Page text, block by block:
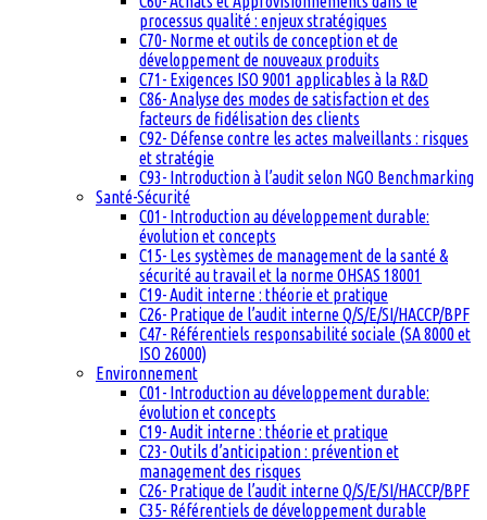
processus qualité : enjeux stratégiques
C70- Norme et outils de conception et de
développement de nouveaux produits
C71- Exigences ISO 9001 applicables à la R&D
C86- Analyse des modes de satisfaction et des
facteurs de fidélisation des clients
C92- Défense contre les actes malveillants : risques
et stratégie
C93- Introduction à l’audit selon NGO Benchmarking
Santé-Sécurité
C01- Introduction au développement durable:
évolution et concepts
C15- Les systèmes de management de la santé &
sécurité au travail et la norme OHSAS 18001
C19- Audit interne : théorie et pratique
C26- Pratique de l’audit interne Q/S/E/SI/HACCP/BPF
C47- Référentiels responsabilité sociale (SA 8000 et
ISO 26000)
Environnement
C01- Introduction au développement durable:
évolution et concepts
C19- Audit interne : théorie et pratique
C23- Outils d’anticipation : prévention et
management des risques
C26- Pratique de l’audit interne Q/S/E/SI/HACCP/BPF
C35- Référentiels de développement durable